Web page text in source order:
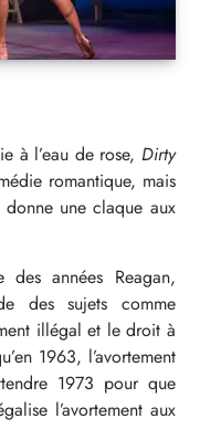
à l’eau de rose, Dirty
romantique, mais
donne une claque aux
des années Reagan,
des sujets comme
illégal et le droit à
1963, l’avortement
1973 pour que
l’avortement aux